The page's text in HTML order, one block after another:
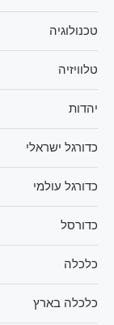
טכנולוגיה
טלוויזיה
יהדות
כדורגל ישראלי
כדורגל עולמי
כדורסל
כלכלה
כלכלה בארץ